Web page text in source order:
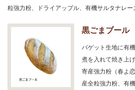
粒強力粉、ドライアップル、有機サルタナレ
黒ごまブール
バゲット生地に有
煮を入れて焼き上
寄産強力粉（春よ
産全粒強力粉、有